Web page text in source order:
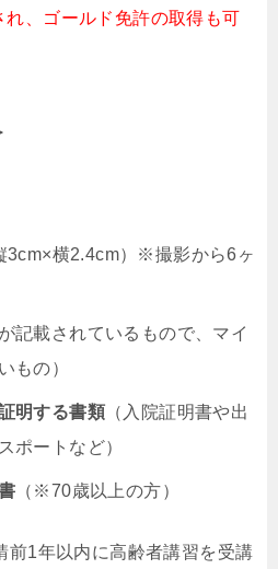
、ゴールド免許の取得も可
3cm×横2.4cm）※撮影から6ヶ
記載されているもので、マイ
もの）
明する書類 （入院証明書や出
ポートなど）
（※70歳以上の方）
1年以内に高齢者講習を受講